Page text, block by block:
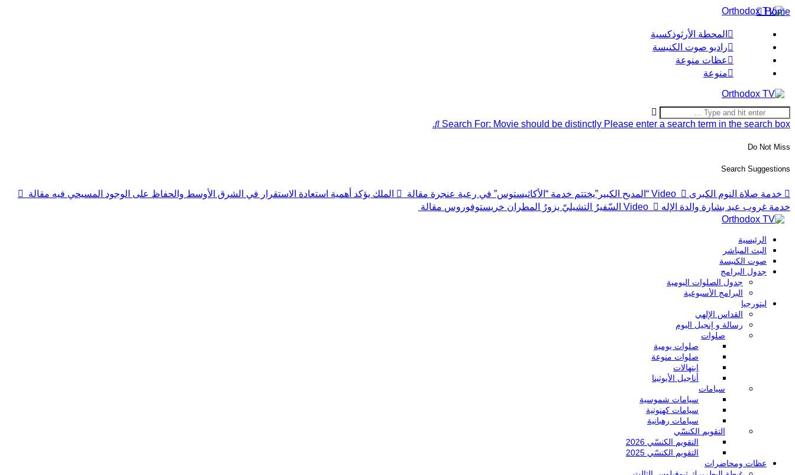
Home
المحطة الأرثوذكسية
راديو صوت الكنيسة
عظات منوعة
منوعة
Search For: Movie should be distinctly Please enter a search term in the search box.
Do Not Miss
Search Suggestions
خدمة صلاة النوم الكبرى Video “المديح الكبير”يختتم خدمة “الأكاثيستوس” في رعية عنجرة مقالة الملك يؤكد أهمية استعادة الاستقرار في الشرق الأوسط والحفاظ على الوجود المسيحي فيه مقالة
خدمة غروب عيد بشارة والدة الإله
Video السّفيرُ التشيليّ يزورُ المطران خريستوفوروس مقالة
الرئيسية
البث المباشر
صوت الكنيسة
جدول البرامج
جدول الصلوات اليومية
البرامج الأسبوعية
ليتورجيا
القداس الإلهي
رسالة و إنجيل اليوم
صلوات
صلوات يومية
صلوات منوعة
ابتهالات
أناجيل الأيوثينا
سيامات
سيامات شموسية
سيامات كهنوتية
سيامات رهبانية
التقويم الكنسّي
التقويم الكنسّي 2026
التقويم الكنسّي 2025
عظات ومحاضرات